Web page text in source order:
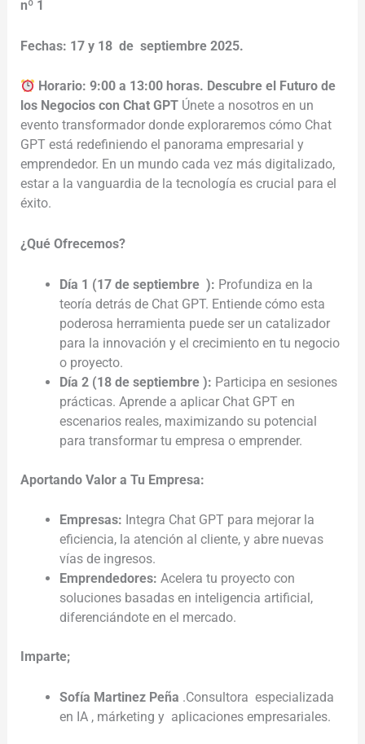
nº 1
Fechas: 17 y 18 de septiembre 2025.
Horario: 9:00 a 13:00 horas. Descubre el Futuro de
los Negocios con Chat GPT Únete a nosotros en un
evento transformador donde exploraremos cómo Chat
GPT está redefiniendo el panorama empresarial y
emprendedor. En un mundo cada vez más digitalizado,
estar a la vanguardia de la tecnología es crucial para el
éxito.
¿Qué Ofrecemos?
Día 1 (17 de septiembre ): Profundiza en la
teoría detrás de Chat GPT. Entiende cómo esta
poderosa herramienta puede ser un catalizador
para la innovación y el crecimiento en tu negocio
o proyecto.
Día 2 (18 de septiembre ): Participa en sesiones
prácticas. Aprende a aplicar Chat GPT en
escenarios reales, maximizando su potencial
para transformar tu empresa o emprender.
Aportando Valor a Tu Empresa:
Empresas: Integra Chat GPT para mejorar la
eficiencia, la atención al cliente, y abre nuevas
vías de ingresos.
Emprendedores: Acelera tu proyecto con
soluciones basadas en inteligencia artificial,
diferenciándote en el mercado.
Imparte;
Sofía Martinez Peña .Consultora especializada
en IA , márketing y aplicaciones empresariales.